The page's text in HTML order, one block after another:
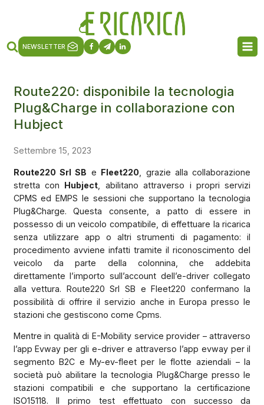
NEWSLETTER
Route220: disponibile la tecnologia
Plug&Charge in collaborazione con
Hubject
Settembre 15, 2023
Route220 Srl SB e Fleet220 , grazie alla collaborazione
stretta con Hubject , abilitano attraverso i propri servizi
CPMS ed EMPS le sessioni che supportano la tecnologia
Plug&Charge. Questa consente, a patto di essere in
possesso di un veicolo compatibile, di effettuare la ricarica
senza utilizzare app o altri strumenti di pagamento: il
procedimento avviene infatti tramite il riconoscimento del
veicolo da parte della colonnina, che addebita
direttamente l’importo sull’account dell’e-driver collegato
alla vettura. Route220 Srl SB e Fleet220 confermano la
possibilità di offrire il servizio anche in Europa presso le
stazioni che gestiscono come Cpms.
Mentre in qualità di E-Mobility service provider – attraverso
l’app Evway per gli e-driver e attraverso l’app evway per il
segmento B2C e My-ev-fleet per le flotte aziendali – la
società può abilitare la tecnologia Plug&Charge presso le
stazioni compatibili e che supportano la certificazione
ISO15118. Il primo test effettuato con successo da